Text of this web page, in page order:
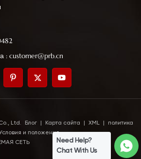
: customer@prb.cn
Ltd. Блог Карта сайта XML
политика
и положения
СЕТЬ
Need Help?
Chat With Us